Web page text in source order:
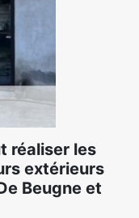
réaliser les
extérieurs
Beugne et